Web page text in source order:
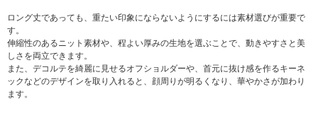
ロング丈であっても、重たい印象にならないようにするには素材選びが重要で
す。
伸縮性のあるニット素材や、程よい厚みの生地を選ぶことで、動きやすさと美
しさを両立できます。
また、デコルテを綺麗に見せるオフショルダーや、首元に抜け感を作るキーネ
ックなどのデザインを取り入れると、顔周りが明るくなり、華やかさが加わり
ます。